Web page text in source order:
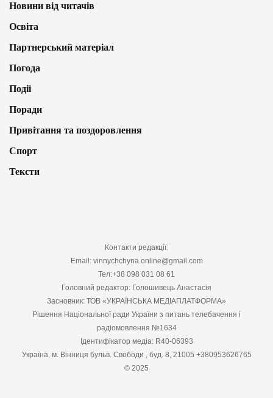
Новини від читачів
Освіта
Партнерський матеріал
Погода
Події
Поради
Привітання та поздоровлення
Спорт
Тексти
Контакти редакції:
Email: vinnychchyna.online@gmail.com
Тел:+38 098 031 08 61
Головний редактор: Голошивець Анастасія
Засновник: ТОВ «УКРАЇНСЬКА МЕДІАПЛАТФОРМА»
Рішення Національної ради України з питань телебачення і
радіомовлення №1634
Ідентифікатор медіа: R40-06393
Україна, м. Вінниця бульв. Свободи , буд. 8, 21005 +380953626765
© 2025